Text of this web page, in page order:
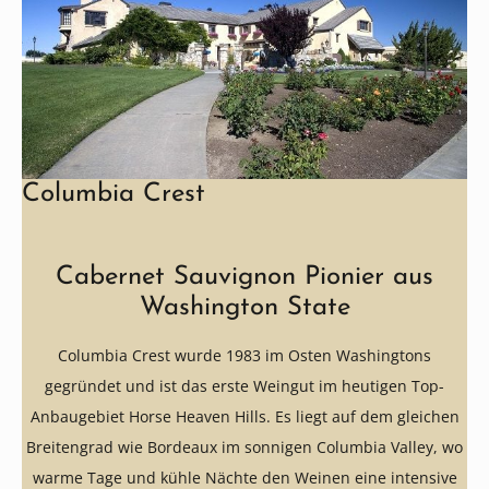
Columbia Crest
Cabernet Sauvignon Pionier aus
Washington State
Columbia Crest wurde 1983 im Osten Washingtons
gegründet und ist das erste Weingut im heutigen Top-
Anbaugebiet Horse Heaven Hills. Es liegt auf dem gleichen
Breitengrad wie Bordeaux im sonnigen Columbia Valley, wo
warme Tage und kühle Nächte den Weinen eine intensive